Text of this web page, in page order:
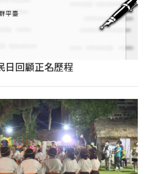
日回顧正名歷程